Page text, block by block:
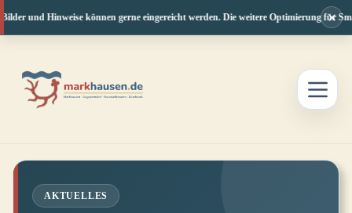
und Hinweise können gerne eingereicht werden. Die weitere Optimierung für×
springen
AKTUELLES